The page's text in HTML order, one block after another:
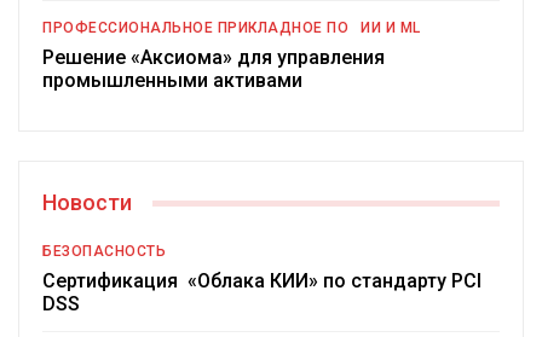
ПРОФЕССИОНАЛЬНОЕ ПРИКЛАДНОЕ ПО ИИ И ML
Решение «Аксиома» для управления
промышленными активами
Новости
БЕЗОПАСНОСТЬ
Сертификация «Облака КИИ» по стандарту PCI
DSS